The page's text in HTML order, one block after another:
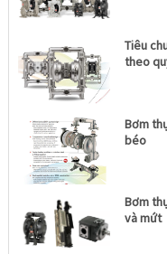
Tiêu
theo
Bơm
béo
Bơm
và mứt